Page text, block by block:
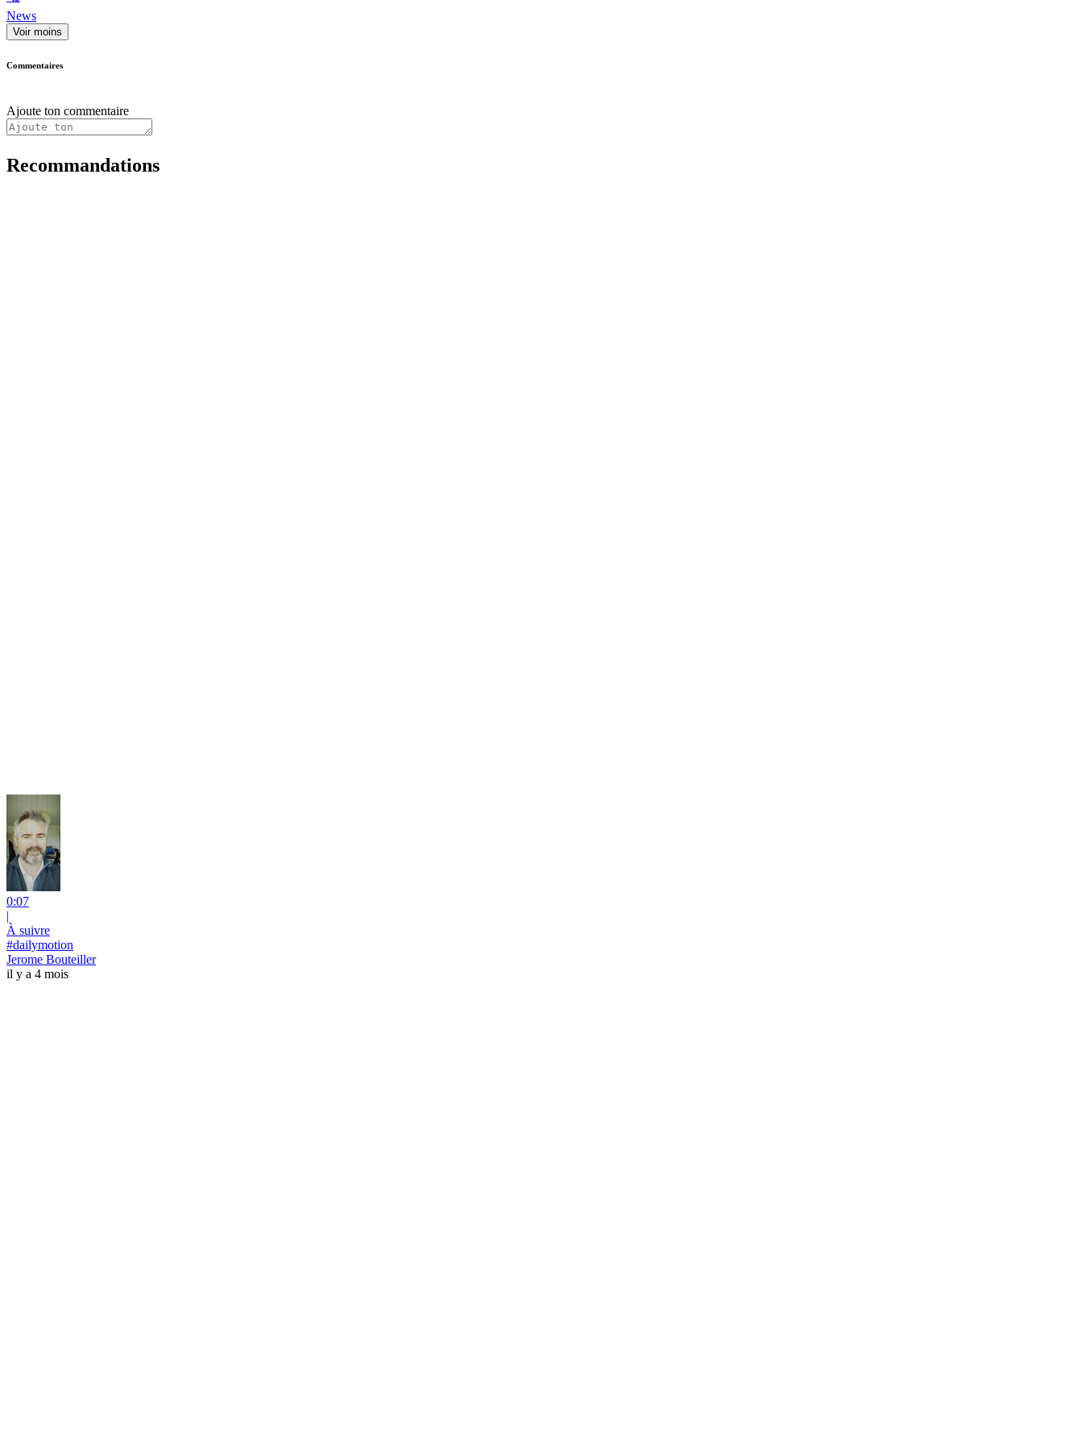
News
Voir moins
Commentaires
Ajoute ton commentaire
Recommandations
0:07
|
À suivre
#dailymotion
Jerome Bouteiller
il y a 4 mois